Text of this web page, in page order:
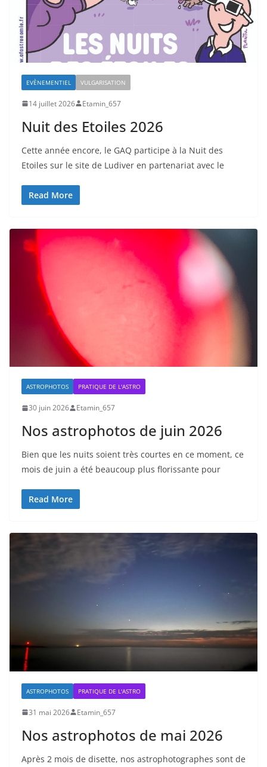
EVÈNEMENTIEL VULGARISATION
14 juillet 2026 Etamin_657
Nuit des Etoiles 2026
Cette année encore, le GAQ participe à la Nuit des
Etoiles sur le site de Ludiver en partenariat avec le
Read More
ASTROPHOTOS PRATIQUE DE L'ASTRO
30 juin 2026 Etamin_657
Nos astrophotos de juin 2026
Bien que les nuits soient très courtes en ce moment, ce
mois de juin a été beaucoup plus florissante pour
Read More
ASTROPHOTOS PRATIQUE DE L'ASTRO
31 mai 2026 Etamin_657
Nos astrophotos de mai 2026
Après 2 mois de disette, nos astrophotographes sont de